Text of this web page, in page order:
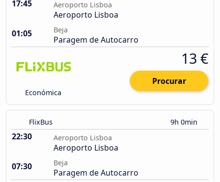
17:45 Aeroporto Lisboa
Aeroporto Lisboa
01:05
Beja
Paragem de Autocarro
Económica
13 €
Procurar
FlixBus 9h 0min
22:30 Aeroporto Lisboa
Aeroporto Lisboa
07:30
Beja
Paragem de Autocarro